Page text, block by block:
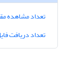
تعداد مشاهده
تعداد دریافت